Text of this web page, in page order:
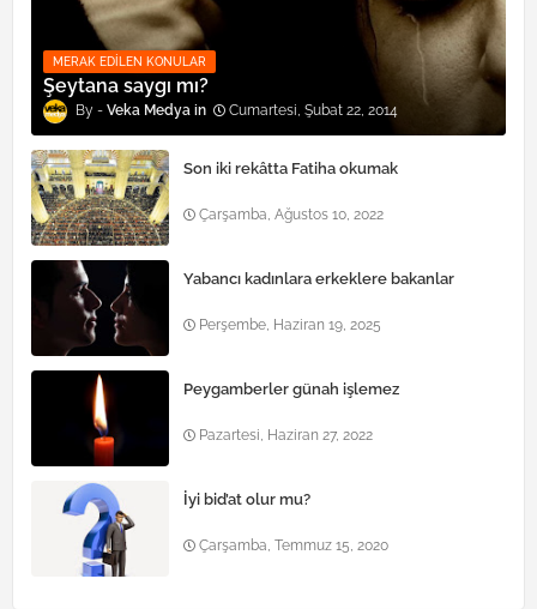
MERAK EDILEN KONULAR
Şeytana saygı mı?
Veka Medya Cumartesi, Şubat 22, 2014
Son iki rekâtta Fatiha okumak
Çarşamba, Ağustos 10, 2022
Yabancı kadınlara erkeklere bakanlar
Perşembe, Haziran 19, 2025
Peygamberler günah işlemez
Pazartesi, Haziran 27, 2022
İyi bid’at olur mu?
Çarşamba, Temmuz 15, 2020